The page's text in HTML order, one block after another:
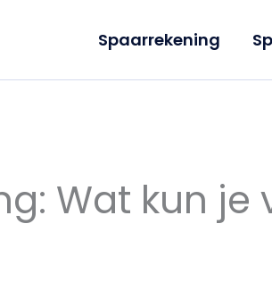
Spaarrekening
Wat kun